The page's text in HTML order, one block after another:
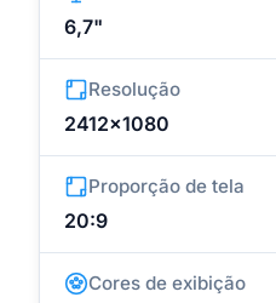
6,7"
Resolução
2412x1080
Proporção de tela
20:9
Cores de exibição